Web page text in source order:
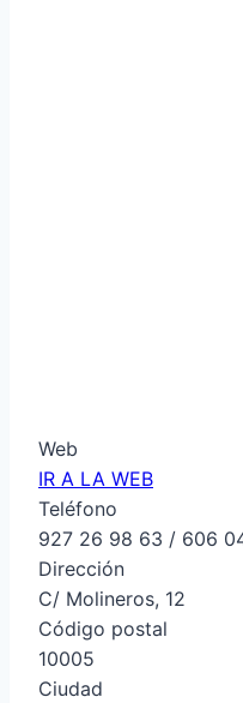
Web
IR A LA WEB
Teléfono
927 26 98 63 / 606
Dirección
C/ Molineros, 12
Código postal
10005
Ciudad